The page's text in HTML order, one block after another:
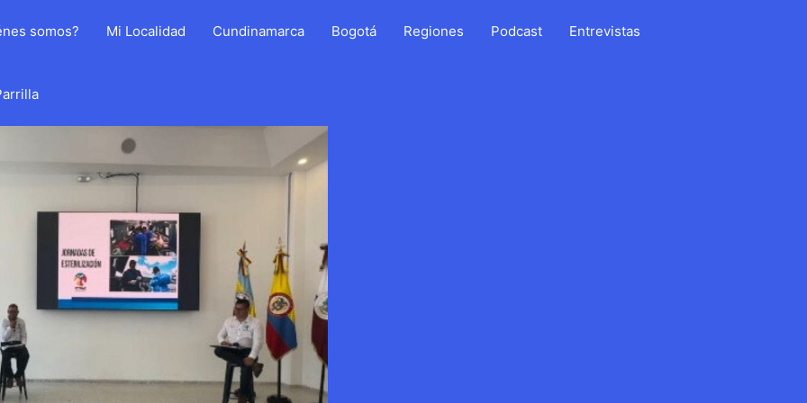
somos? Mi Localidad Cundinamarca Bogotá Regiones Podcast Entrevistas